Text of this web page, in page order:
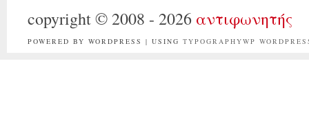
copyright © 2008 - 2026 αντιφωνητής
POWERED BY WORDPRESS | USING TYPOGRAPHYWP